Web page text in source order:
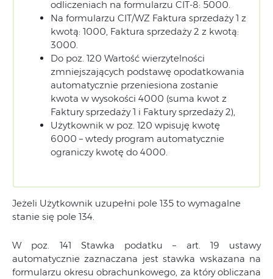
odliczeniach na formularzu CIT-8: 5000.
Na formularzu CIT/WZ Faktura sprzedaży 1 z
kwotą: 1000, Faktura sprzedaży 2 z kwotą:
3000.
Do poz. 120 Wartość wierzytelności
zmniejszających podstawę opodatkowania
automatycznie przeniesiona zostanie
kwota w wysokości 4000 (suma kwot z
Faktury sprzedaży 1 i Faktury sprzedaży 2),
Użytkownik w poz. 120 wpisuję kwotę
6000 – wtedy program automatycznie
ograniczy kwotę do 4000.
Jeżeli Użytkownik uzupełni pole 135 to wymagalne
stanie się pole 134.
W poz. 141 Stawka podatku – art. 19 ustawy
automatycznie zaznaczana jest stawka wskazana na
formularzu okresu obrachunkowego, za który obliczana